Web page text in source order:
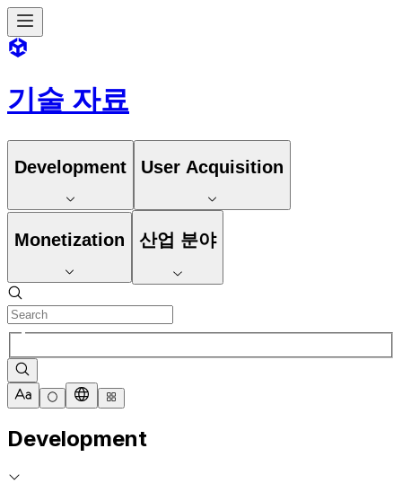
기술 자료
Development User Acquisition
Monetization 산업 분야
Development